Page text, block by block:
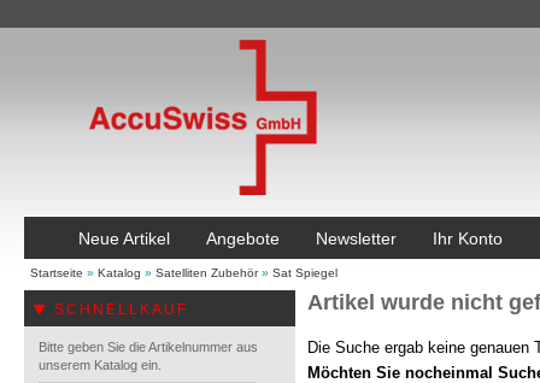
Neue Artikel Angebote Newsletter Ihr Konto
Startseite » Katalog » Satelliten Zubehör» Sat Spiegel
SCHNELLKAUF
Bitte geben Sie die Artikelnummer aus
unserem Katalog ein.
Artikel wurde nicht
Die Suche ergab keine genauen
Möchten Sie nocheinmal